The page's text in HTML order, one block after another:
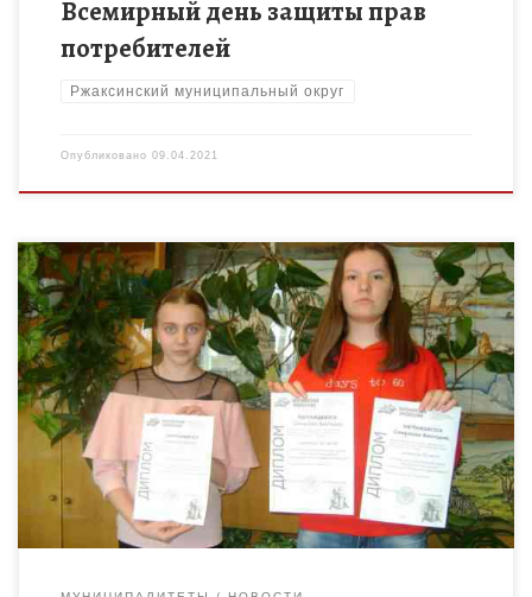
Всемирный день защиты прав
потребителей
Ржаксинский муниципальный округ
Опубликовано 09.04.2021
Филиал МБОУ «Ржаксинская СОШ №1 им. Н. М .Фролова» в с.
Лукино Обучающиеся 7-8 классов Смирнова Виктория и
Баннова Ирина приняли активное участие в областной […]